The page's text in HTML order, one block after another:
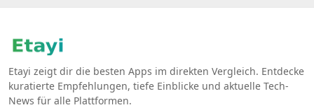
Etayi zeigt dir die besten Apps im direkten Vergleich. Entdecke
kuratierte Empfehlungen, tiefe Einblicke und aktuelle Tech-
News für alle Plattformen.